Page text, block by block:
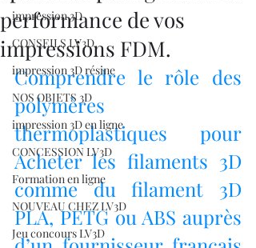
impression 3D
CONSEILS LV3D
impression 3D résine
NOS OBJETS 3D
impression 3D en ligne
CONCESSION LV3D
Formation en ligne
NOUVEAU CHEZ LV3D
Jeu concours LV3D
performance de vos
impressions FDM.
Comprendre le rôle des
polymères
thermoplastiques pour
Acheter les filaments 3D
comme du filament 3D
PLA, PETG ou ABS auprès